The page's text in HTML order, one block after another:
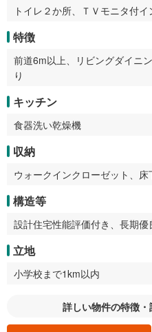
トイレ２か所、ＴＶモニタ付
特徴
前道6m以上、リビングダイニ
り
キッチン
食器洗い乾燥機
収納
ウォークインクローゼット、床
構造等
設計住宅性能評価付き、長期優
立地
小学校まで1km以内
詳しい物件の特徴・